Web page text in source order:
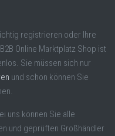
registrieren oder Ihre
Online Marktplatz Shop ist
Sie müssen sich nur
und schon können Sie
uns können Sie alle
und geprüften Großhändler